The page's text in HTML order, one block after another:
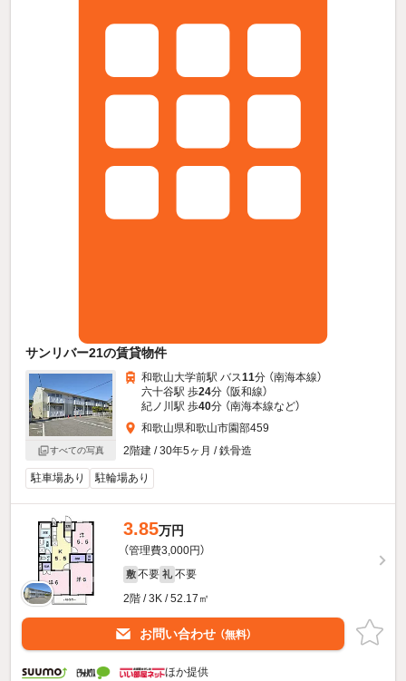
サンリバー21の賃貸物件
すべての写真
和歌山大学前駅 バス11分 （南海本線）
六十谷駅 歩24分 （阪和線）
紀ノ川駅 歩40分 （南海本線など）
和歌山県和歌山市園部459
2階建 / 30年5ヶ月 / 鉄骨造
駐車場あり 駐輪場あり
3.85万円
（管理費3,000円）
敷 不要 礼 不要
2階 / 3K / 52.17㎡
お問い合わせ （無料）
ほか提供